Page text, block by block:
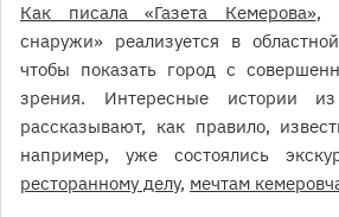
Как писала «Газета Кемерова»,
снаружи» реализуется в
чтобы показать город с
зрения. Интересные истории
рассказывают, как правило,
например, уже состоялись
ресторанному делу, мечтам